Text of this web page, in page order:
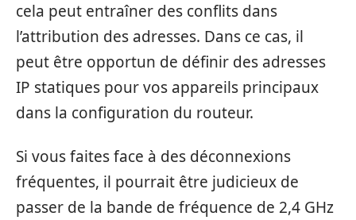
cela peut entraîner des conflits dans
l’attribution des adresses. Dans ce cas, il
peut être opportun de définir des adresses
IP statiques pour vos appareils principaux
dans la configuration du routeur.
Si vous faites face à des déconnexions
fréquentes, il pourrait être judicieux de
passer de la bande de fréquence de 2,4 GHz